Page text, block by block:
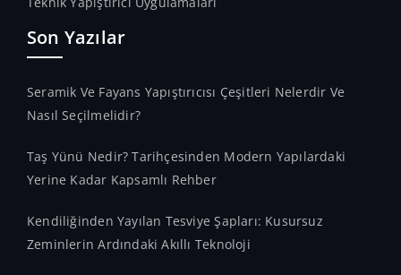
Son Yazılar
Seramik Ve Fayans Yapıştırıcısı Çeşitleri Nelerdir Ve
Nasıl Seçilmelidir?
Taş Yünü Nedir? Tarihçesinden Modern Yapılardaki
Yerine Kadar Kapsamlı Rehber
Kendiliğinden Yayılan Tesviye Şapları: Kusursuz
Zeminlerin Ardındaki Akıllı Teknoloji